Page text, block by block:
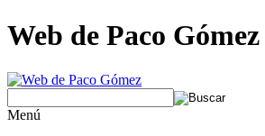
Web de Paco Gómez
Menú